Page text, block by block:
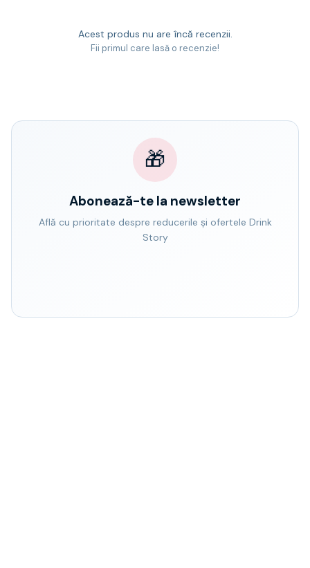
Acest produs nu are încă recenzii.
Fii primul care lasă o recenzie!
🎁
Abonează-te la newsletter
Află cu prioritate despre reducerile și ofertele Drink
Story